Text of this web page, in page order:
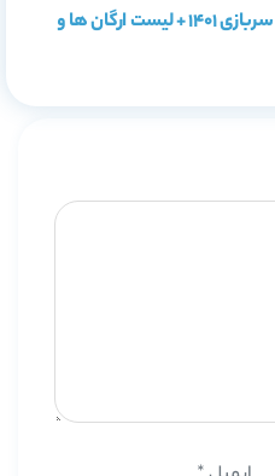
شرایط و قوانین امریه سربازی 1401 + لیست ارگان ها و